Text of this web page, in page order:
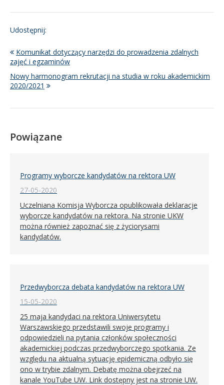
Udostępnij:
Komunikat dotyczący narzędzi do prowadzenia zdalnych
zajęć i egzaminów
Nowy harmonogram rekrutacji na studia w roku akademickim
2020/2021
Powiązane
Programy wyborcze kandydatów na rektora UW
27-05-2020
Uczelniana Komisja Wyborcza opublikowała deklaracje
wyborcze kandydatów na rektora. Na stronie UKW
można również zapoznać się z życiorysami
kandydatów.
Przedwyborcza debata kandydatów na rektora UW
15-05-2020
25 maja kandydaci na rektora Uniwersytetu
Warszawskiego przedstawili swoje programy i
odpowiedzieli na pytania członków społeczności
akademickiej podczas przedwyborczego spotkania. Ze
względu na aktualną sytuację epidemiczną odbyło się
ono w trybie zdalnym. Debatę można obejrzeć na
kanale YouTube UW. Link dostępny jest na stronie UW.